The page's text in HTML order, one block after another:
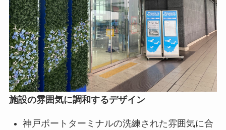
施設の雰囲気に調和するデザイン
神戸ポートターミナルの洗練された雰囲気に合